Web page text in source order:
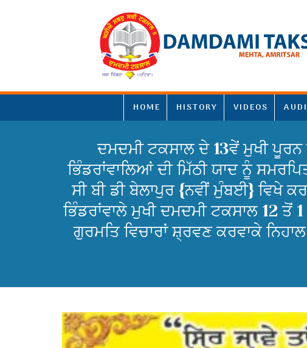
HOME HISTORY VIDEOS
ਦਮਦਮੀ ਟਕਸਾਲ ਦੇ 13ਵੇਂ ਮੁਖੀ ਪੂਰਨ
ਭਿੰਡਰਾਂਵਾਲਿਆਂ ਦੀ ਮਿੱਠੀ ਯਾਦ ਨੂੰ
ਸੀ ਬੀ ਡੀ ਬੇਲਾਪੁਰ {ਨਵੀਂ ਮੁੰਬਈ} ਵਿਖੇ
ਭਿੰਡਰਾਂਵਾਲੇ ਮੁਖੀ ਦਮਦਮੀ ਟਕਸਾਲ 12 ਤੋਂ
ਗੁਰਮਤਿ ਵਿਚਾਰਾਂ ਸ਼੍ਰਵਣ ਕਰਵਾਕੇ